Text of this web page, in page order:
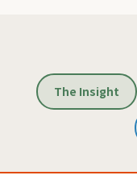
The Insight